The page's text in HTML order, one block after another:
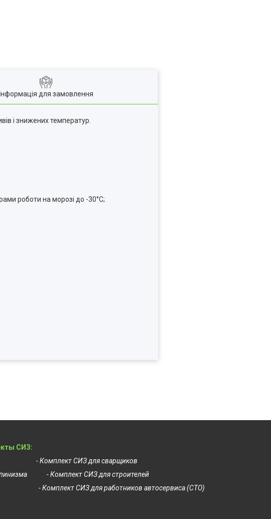
Інформація для замовлення
і знижених температур.
роботи на морозі до -30°С;
СИЗ:
- Комплект СИЗ для сварщиков
- Комплект СИЗ для строителей
- Комплект СИЗ для работников автосервиса (СТО)